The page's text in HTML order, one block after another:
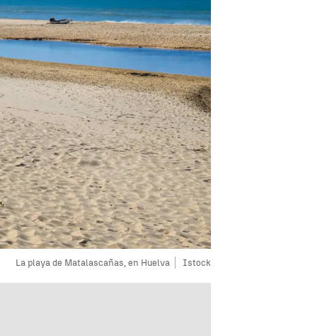
La playa de Matalascañas, en Huelva Istock